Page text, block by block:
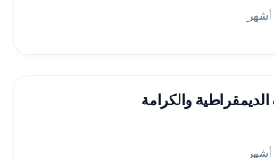
والكرامة